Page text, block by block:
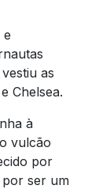
e
as
Chelsea.
à
vulcão
por
por ser um